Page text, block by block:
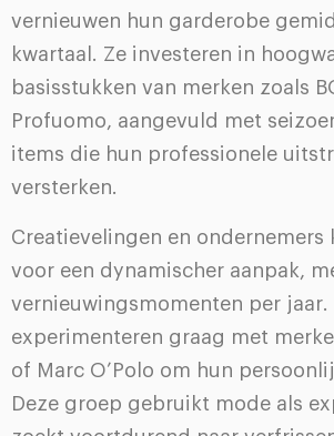
vernieuwen hun garderobe
kwartaal. Ze investeren in
basisstukken van merken zoals
Profuomo, aangevuld met
items die hun professionele
versterken.
Creatievelingen en ondernemers
voor een dynamischer aanpak,
vernieuwingsmomenten per jaar.
experimenteren graag met
of Marc O’Polo om hun
Deze groep gebruikt mode als